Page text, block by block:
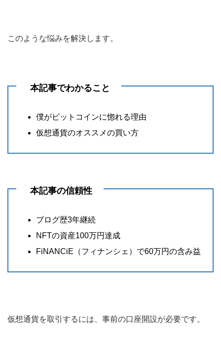
このような悩みを解決します。
本記事でわかること
僕がビットコインに惚れる理由
仮想通貨のオススメの買い方
本記事の信頼性
ブログ歴3年継続
NFTの資産100万円達成
FiNANCiE（フィナンシェ）で60万円の含み益
仮想通貨を取引するには、事前の口座開設が必要です。